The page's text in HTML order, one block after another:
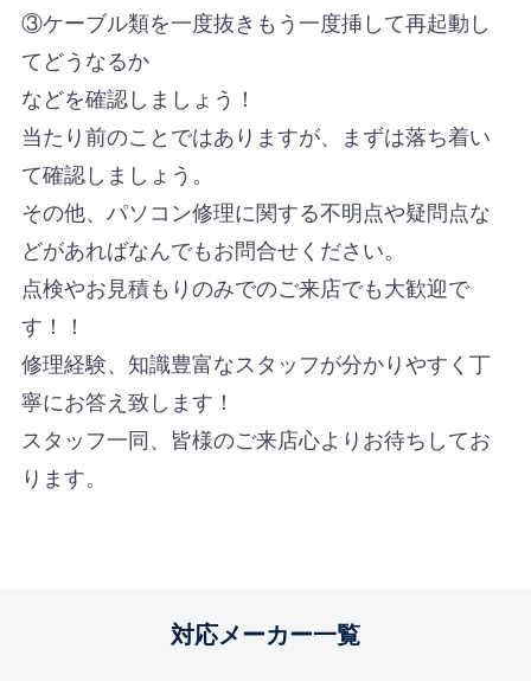
③ケーブル類を一度抜きもう一度挿して再起動し
てどうなるか
などを確認しましょう！
当たり前のことではありますが、まずは落ち着い
て確認しましょう。
その他、パソコン修理に関する不明点や疑問点な
どがあればなんでもお問合せください。
点検やお見積もりのみでのご来店でも大歓迎で
す！！
修理経験、知識豊富なスタッフが分かりやすく丁
寧にお答え致します！
スタッフ一同、皆様のご来店心よりお待ちしてお
ります。
対応メーカー一覧